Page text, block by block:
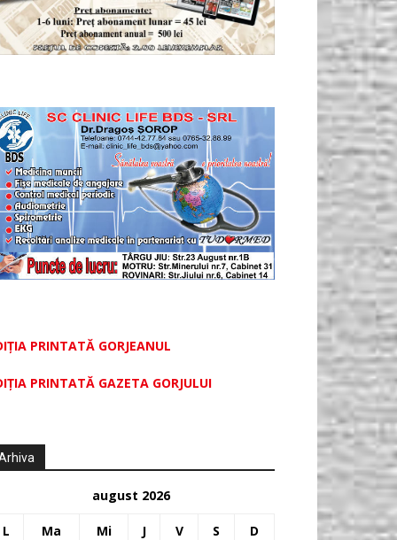
PRINTATĂ GORJEANUL
PRINTATĂ GAZETA GORJULUI
august 2026
L Ma Mi J V S D